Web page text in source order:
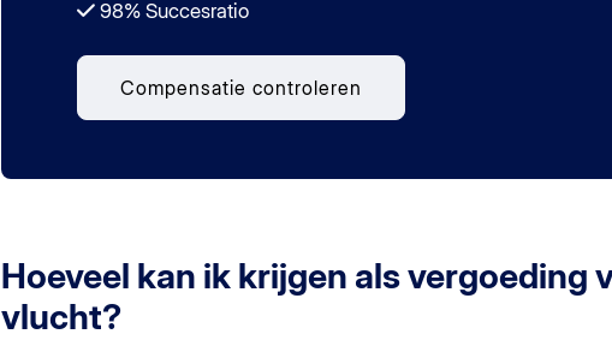
98% Succesratio
Compensatie controleren
Hoeveel kan ik krijgen als vergoeding
vlucht?